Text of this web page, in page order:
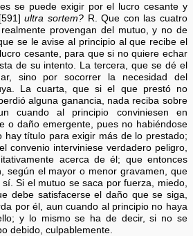
se puede exigir por el lucro cesante y
[591]ultra sortem? R. Que con las cuatro
provengan del mutuo, y no de
se le avise al principio al que recibe el
cesante, para que si no quiere echar
de su intento. La tercera, que se dé el
sino por socorrer la necesidad del
La cuarta, que si el que prestó no
alguna ganancia, nada reciba sobre
cuando al principio conviniesen en
o daño emergente, pues no habiéndose
hay título para exigir más de lo prestado;
convenio interviniese verdadero peligro,
acerca de él; que entonces
según el mayor o menor gravamen, que
Si el mutuo se saca por fuerza, miedo,
debe satisfacerse el daño que se siga,
por él, aun cuando al principio no haya
y lo mismo se ha de decir, si no se
debido, culpablemente.